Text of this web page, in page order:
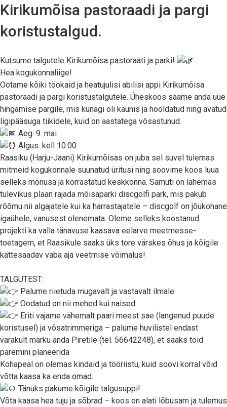
Kirikumõisa pastoraadi ja pargi
koristustalgud.
Kutsume talgutele Kirikumõisa pastoraati ja parki!
Hea kogukonnaliige!
Ootame kõiki töökaid ja heatujulisi abilisi appi Kirikumõisa
pastoraadi ja pargi koristustalgutele. Üheskoos saame anda uue
hingamise pargile, mis kunagi oli kaunis ja hooldatud ning avatud
ligipääsuga tiikidele, kuid on aastatega võsastunud.
Aeg: 9. mai
Algus: kell 10.00
Raasiku (Harju-Jaani) Kirikumõisas on juba sel suvel tulemas
mitmeid kogukonnale suunatud üritusi ning soovime koos luua
selleks mõnusa ja korrastatud keskkonna. Samuti on lähemas
tulevikus plaan rajada mõisaparki discgolfi park, mis pakub
rõõmu nii algajatele kui ka harrastajatele – discgolf on jõukohane
igaühele, vanusest olenemata. Oleme selleks koostanud
projekti ka valla tänavuse kaasava eelarve meetmesse-
toetagem, et Raasikule saaks üks tore värskes õhus ja kõigile
kättesaadav vaba aja veetmise võimalus!
TALGUTEST:
Palume riietuda mugavalt ja vastavalt ilmale
Oodatud on nii mehed kui naised
Eriti vajame vähemalt paari meest sae (langenud puude
koristusel) ja võsatrimmeriga – palume huvilistel endast
varakult märku anda Piretile (tel. 56642248), et saaks töid
paremini planeerida
Kohapeal on olemas kindaid ja tööriistu, kuid soovi korral võid
võtta kaasa ka enda omad.
Tänuks pakume kõigile talgusuppi!
Võta kaasa hea tuju ja sõbrad – koos on alati lõbusam ja tulemus